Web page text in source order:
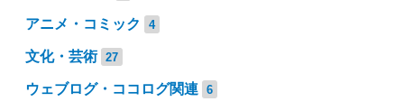
アニメ・コミック 4
文化・芸術 27
ウェブログ・ココログ関連 6